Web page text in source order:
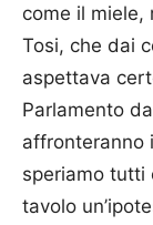
come il miele,
Tosi, che dai
aspettava
Parlamento
affronteranno
speriamo tutti
tavolo